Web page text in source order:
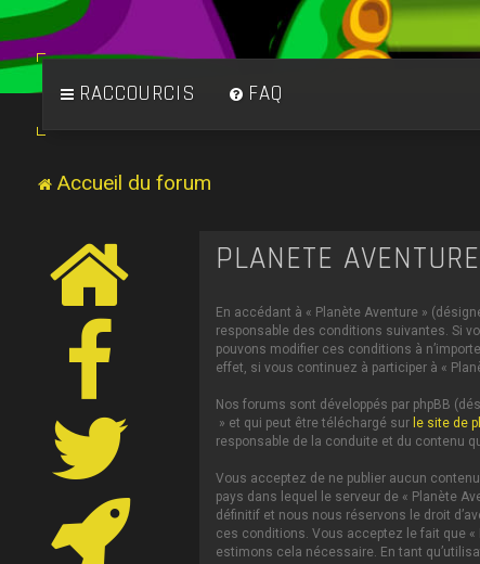
RACCOURCIS FAQ
Accueil du forum
PLANÈTE
En accédant à « Planète Aventure »
responsable des conditions suivantes. Si
pouvons modifier ces conditions à
effet, si vous continuez à participer à «
Nos forums sont développés par phpBB
» et qui peut être téléchargé sur le site de
responsable de la conduite et du contenu
Vous acceptez de ne publier aucun
pays dans lequel le serveur de « Planète
définitif et nous nous réservons le droit
ces conditions. Vous acceptez le fait que «
estimons cela nécessaire. En tant